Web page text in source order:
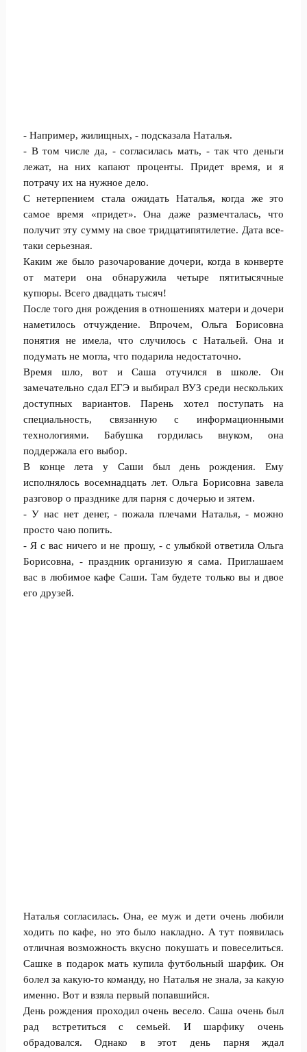
- Например, жилищных, - подсказала Наталья.
- В том числе да, - согласилась мать, - так что деньги
лежат, на них капают проценты. Придет время, и я
потрачу их на нужное дело.
С нетерпением стала ожидать Наталья, когда же это
самое время «придет». Она даже размечталась, что
получит эту сумму на свое тридцатипятилетие. Дата все-
таки серьезная.
Каким же было разочарование дочери, когда в конверте
от матери она обнаружила четыре пятитысячные
купюры. Всего двадцать тысяч!
После того дня рождения в отношениях матери и дочери
наметилось отчуждение. Впрочем, Ольга Борисовна
понятия не имела, что случилось с Натальей. Она и
подумать не могла, что подарила недостаточно.
Время шло, вот и Саша отучился в школе. Он
замечательно сдал ЕГЭ и выбирал ВУЗ среди нескольких
доступных вариантов. Парень хотел поступать на
специальность, связанную с информационными
технологиями. Бабушка гордилась внуком, она
поддержала его выбор.
В конце лета у Саши был день рождения. Ему
исполнялось восемнадцать лет. Ольга Борисовна завела
разговор о празднике для парня с дочерью и зятем.
- У нас нет денег, - пожала плечами Наталья, - можно
просто чаю попить.
- Я с вас ничего и не прошу, - с улыбкой ответила Ольга
Борисовна, - праздник организую я сама. Приглашаем
вас в любимое кафе Саши. Там будете только вы и двое
его друзей.
Наталья согласилась. Она, ее муж и дети очень любили
ходить по кафе, но это было накладно. А тут появилась
отличная возможность вкусно покушать и повеселиться.
Сашке в подарок мать купила футбольный шарфик. Он
болел за какую-то команду, но Наталья не знала, за какую
именно. Вот и взяла первый попавшийся.
День рождения проходил очень весело. Саша очень был
рад встретиться с семьей. И шарфику очень
обрадовался. Однако в этот день парня ждал